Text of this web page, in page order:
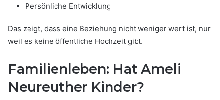
Persönliche Entwicklung
Das zeigt, dass eine Beziehung nicht weniger wert ist, nur
weil es keine öffentliche Hochzeit gibt.
Familienleben: Hat Ameli
Neureuther Kinder?